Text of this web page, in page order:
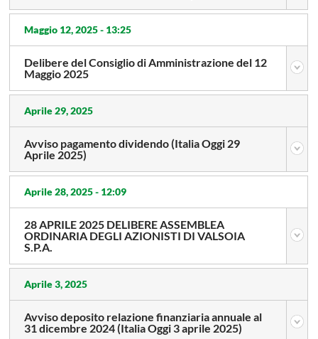
Maggio 12, 2025 - 13:25
Delibere del Consiglio di Amministrazione del 12
Maggio 2025
Aprile 29, 2025
Avviso pagamento dividendo (Italia Oggi 29
Aprile 2025)
Aprile 28, 2025 - 12:09
28 APRILE 2025 DELIBERE ASSEMBLEA
ORDINARIA DEGLI AZIONISTI DI VALSOIA
S.P.A.
Aprile 3, 2025
Avviso deposito relazione finanziaria annuale al
31 dicembre 2024 (Italia Oggi 3 aprile 2025)